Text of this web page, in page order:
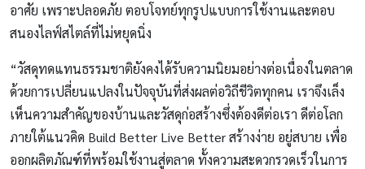
อาศัย เพราะปลอดภัย ตอบโจทย์ทุกรูปแบบการใช้งานและตอบ
สนองไลฟ์สไตล์ที่ไม่หยุดนิ่ง
“วัสดุทดแทนธรรมชาติยังคงได้รับความนิยมอย่างต่อเนื่องในตลาด
ด้วยการเปลี่ยนแปลงในปัจจุบันที่ส่งผลต่อวิถีชีวิตทุกคน เราจึงเล็ง
เห็นความสำคัญของบ้านและวัสดุก่อสร้างซึ่งต้องดีต่อเรา ดีต่อโลก
ภายใต้แนวคิด Build Better Live Better สร้างง่าย อยู่สบาย เพื่อ
ออกผลิตภัณฑ์ที่พร้อมใช้งานสู่ตลาด ทั้งความสะดวกรวดเร็วในการ